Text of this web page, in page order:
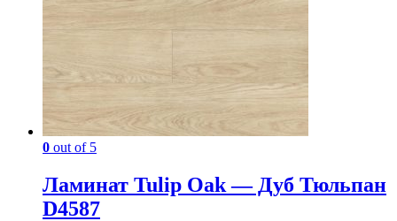
0 out of 5
Ламинат Tulip Oak — Дуб Тюльпан
D4587